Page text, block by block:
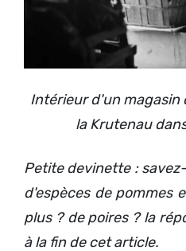
Intérieur d'un magasin
la Krutenau
Petite devinette :
d'espèces de pommes
plus ? de poires ? la
à la fin de cet article.